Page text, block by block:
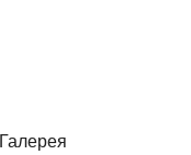
Галерея